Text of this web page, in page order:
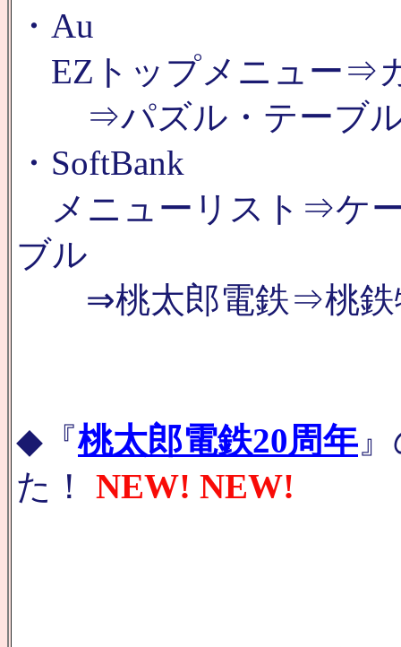
・Au
EZトップメニュー⇒
⇒パズル・テーブル
・SoftBank
メニューリスト⇒ケ
ブル
⇒桃太郎電鉄⇒桃鉄
◆『桃太郎電鉄20周年
た！
NEW! NEW!